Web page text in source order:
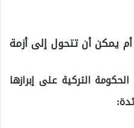
يمكن أن تتحول إلى أزمة
التركية على إبرازها